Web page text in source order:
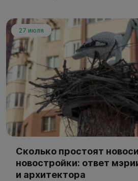
27 июля
Сколько простоят
новостройки: ответ
и архитектора